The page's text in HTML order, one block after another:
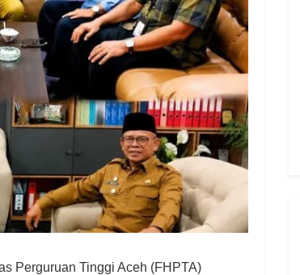
Perguruan Tinggi Aceh (FHPTA)